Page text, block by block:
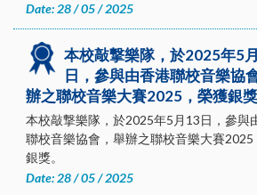
Date: 28 / 05 / 2025
本校敲撃樂隊，於2025年5
日，參與由香港聯校音樂協
辦之聯校音樂大賽2025，榮獲銀獎
本校敲撃樂隊，於2025年5月13日，參與
聯校音樂協會，舉辦之聯校音樂大賽2025
銀獎。
Date: 28 / 05 / 2025